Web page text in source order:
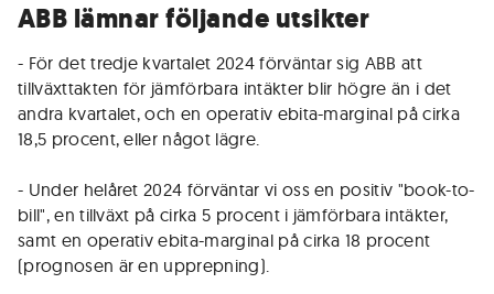
ABB lämnar följande utsikter
- För det tredje kvartalet 2024 förväntar sig ABB att
tillväxttakten för jämförbara intäkter blir högre än i det
andra kvartalet, och en operativ ebita-marginal på cirka
18,5 procent, eller något lägre.
- Under helåret 2024 förväntar vi oss en positiv "book-to-
bill", en tillväxt på cirka 5 procent i jämförbara intäkter,
samt en operativ ebita-marginal på cirka 18 procent
(prognosen är en upprepning).